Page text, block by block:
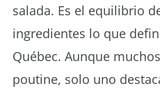
salada. Es el equilibrio
ingredientes lo que
Québec. Aunque
poutine, solo uno